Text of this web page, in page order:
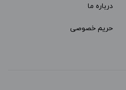
درباره ما
حریم خصوصی